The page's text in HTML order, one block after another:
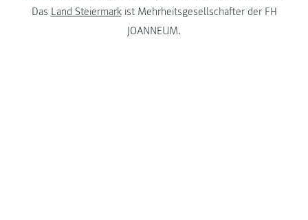
Das Land Steiermarkist Mehrheitsgesellschafter der FH
JOANNEUM.